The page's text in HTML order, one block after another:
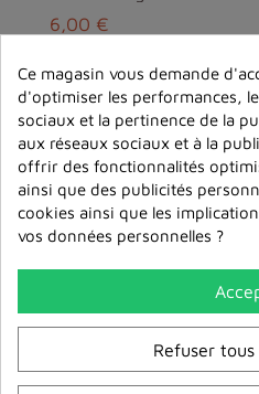
6,00 €
ajouter au
panier
Ce magasin vous demande
d'optimiser les performances,
sociaux et la pertinence de la
aux réseaux sociaux et à la
offrir des fonctionnalités
ainsi que des publicités
cookies ainsi que les
vos données personnelles ?
Refuser